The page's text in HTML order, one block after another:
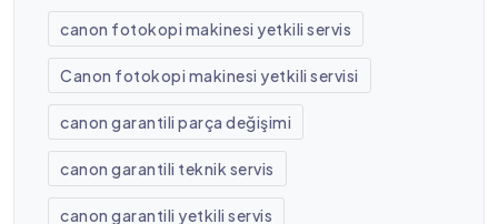
canon fotokopi makinesi yetkili servis
Canon fotokopi makinesi yetkili servisi
canon garantili parça değişimi
canon garantili teknik servis
canon garantili yetkili servis